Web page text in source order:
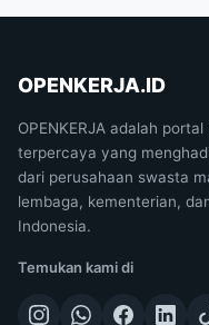
OPENKERJA.ID
OPENKERJA adalah
terpercaya yang
dari perusahaan swasta
lembaga, kementerian,
Indonesia.
Temukan kami di